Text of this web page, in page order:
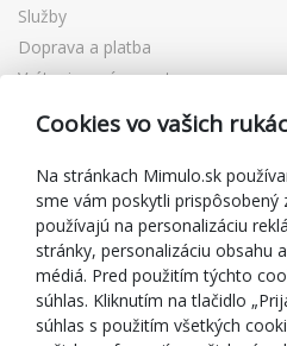
Služby
Doprava a platba
Vrátenie a výmena tovaru
Reklamácia
Darčekové poukážky
Zľavové kupóny
Blog
O predajcovi
Mimulo.sk
Obchodné podmienky
Cookies vo vašich
Na stránkach Mimulo.sk
sme vám poskytli prispôsobený
používajú na personalizáciu
stránky, personalizáciu obsahu
médiá. Pred použitím týchto
súhlas. Kliknutím na tlačidlo
súhlas s použitím všetkých